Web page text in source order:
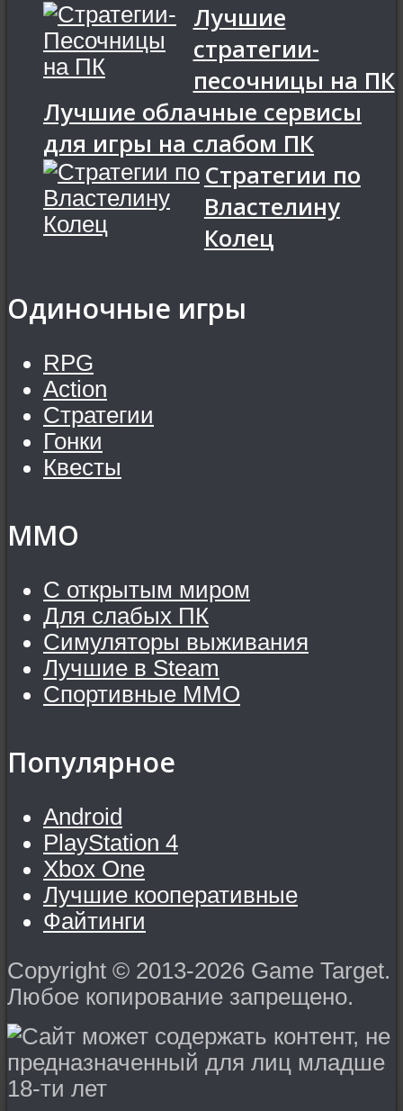
Лучшие
стратегии-
песочницы на ПК
Лучшие облачные сервисы
для игры на слабом ПК
Стратегии по
Властелину
Колец
Одиночные игры
RPG
Action
Стратегии
Гонки
Квесты
MMO
С открытым миром
Для слабых ПК
Симуляторы выживания
Лучшие в Steam
Спортивные MMO
Популярное
Android
PlayStation 4
Xbox One
Лучшие кооперативные
Файтинги
Copyright © 2013-2026 Game Target.
Любое копирование запрещено.